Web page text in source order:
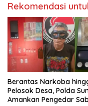
Rekomendasi
Berantas Narkoba
Pelosok Desa, Polda
Amankan Pengedar